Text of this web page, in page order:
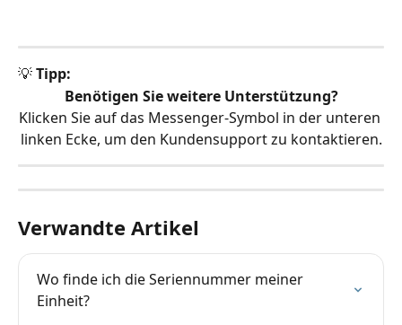
💡 Tipp:
Benötigen Sie weitere Unterstützung?
Klicken Sie auf das Messenger-Symbol in der unteren
linken Ecke, um den Kundensupport zu kontaktieren.
Verwandte Artikel
Wo finde ich die Seriennummer meiner
Einheit?